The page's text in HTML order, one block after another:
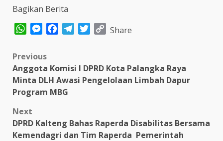
Bagikan Berita
WhatsAppMessenger
FacebookTelegram
TwitterCopy
Share
Post
navigation
Previous
Anggota Komisi I DPRD Kota Palangka Raya
Minta DLH Awasi Pengelolaan Limbah Dapur
Program MBG
Next
DPRD Kalteng Bahas Raperda Disabilitas Bersama
Kemendagri dan Tim Raperda Pemerintah